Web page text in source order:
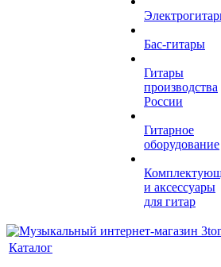
Бас-гитары
Гитары
производства
России
Гитарное
оборудование
и аксессуары
для гитар
Каталог